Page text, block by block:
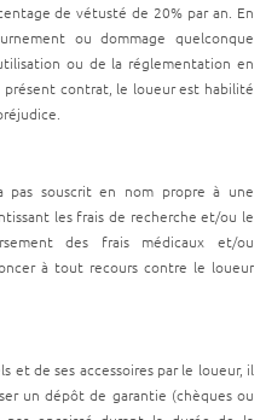
de vétusté de 20% par an. En
ou dommage quelconque
ou de la réglementation en
contrat, le loueur est habilité
souscrit en nom propre à une
les frais de recherche et/ou le
des frais médicaux et/ou
à tout recours contre le loueur
et de ses accessoires par le loueur, il
un dépôt de garantie (chèques ou